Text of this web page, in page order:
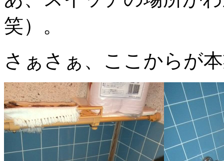
笑）。
さぁさぁ、ここからが